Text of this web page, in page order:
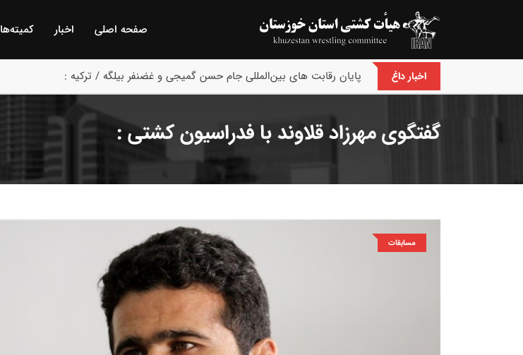
صفحه اصلی اخبار كمیته‌ها
اخبار داغ پایان رقابت های بین‌المللی جام حسن گمیجی و غضنفر بیلگه / ترکیه :
گفتگوی مهرزاد قلاوند با فدراسیون کشتی :
مسابقات